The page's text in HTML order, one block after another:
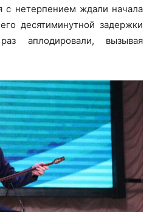
с нетерпением ждали начала
десятиминутной задержки
аплодировали, вызывая